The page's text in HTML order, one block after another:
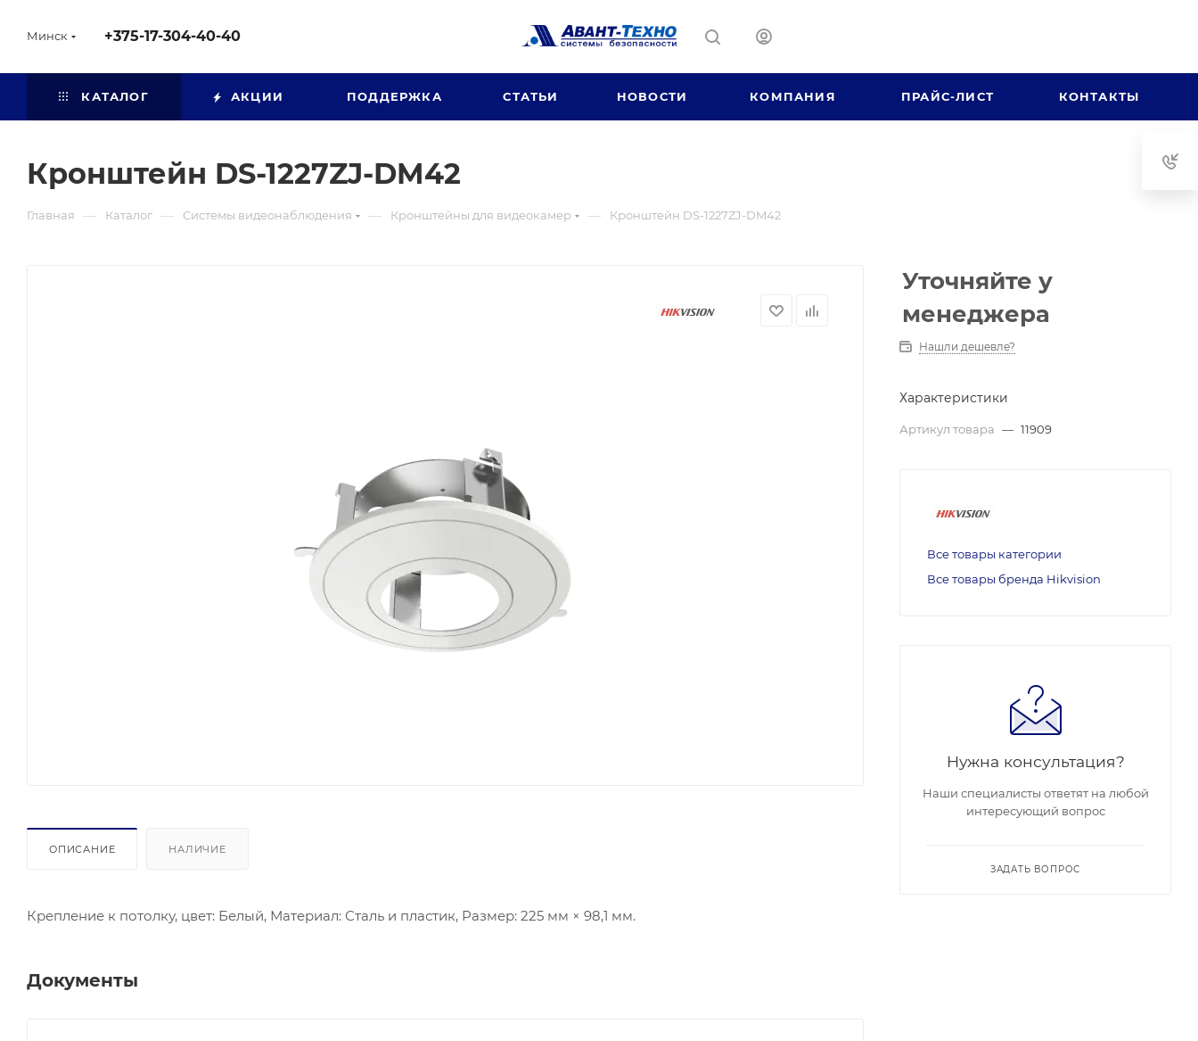
Минск +375-17-304-40-40
КАТАЛОГ АКЦИИ ПОДДЕРЖКА СТАТЬИ НОВОСТИ КОМПАНИЯ ПРАЙС-ЛИСТ КОНТАКТЫ
Кронштейн DS-1227ZJ-DM42
Главная — Каталог — Системы видеонаблюдения — Кронштейны для видеокамер — Кронштейн DS-1227ZJ-DM42
ОПИСАНИЕ НАЛИЧИЕ
Крепление к потолку, цвет: Белый, Материал: Сталь и пластик, Размер: 225 мм × 98,1 мм.
Документы
Уточняйте у
менеджера
Нашли дешевле?
Характеристики
Артикул товара — 11909
Все товары категории
Все товары бренда Hikvision
Нужна консультация?
Наши специалисты ответят на любой
интересующий вопрос
ЗАДАТЬ ВОПРОС